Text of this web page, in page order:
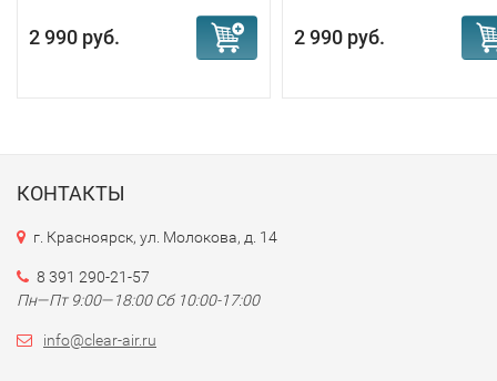
2 990 руб. 2 990 руб.
КОНТАКТЫ
г. Красноярск, ул. Молокова, д. 14
8 391 290-21-57
Пн—Пт 9:00—18:00 Сб 10:00-17:00
info@clear-air.ru